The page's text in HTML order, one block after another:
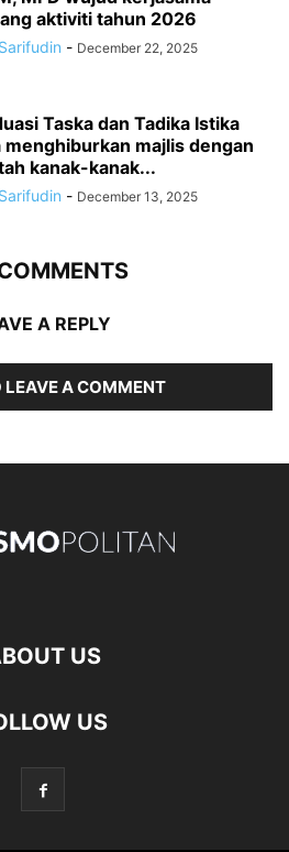
aktiviti tahun 2026
- December 22, 2025
Taska dan Tadika Istika
menghiburkan majlis dengan
kanak-kanak...
- December 13, 2025
A REPLY
LEAVE A COMMENT
US
US